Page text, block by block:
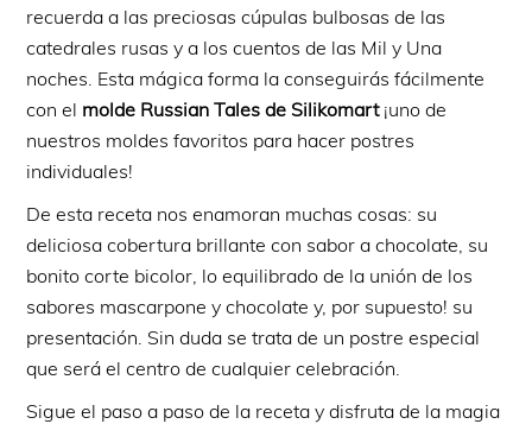
recuerda a las preciosas cúpulas bulbosas de las
catedrales rusas y a los cuentos de las Mil y Una
noches. Esta mágica forma la conseguirás fácilmente
con el molde Russian Tales de Silikomart ¡uno de
nuestros moldes favoritos para hacer postres
individuales!
De esta receta nos enamoran muchas cosas: su
deliciosa cobertura brillante con sabor a chocolate, su
bonito corte bicolor, lo equilibrado de la unión de los
sabores mascarpone y chocolate y, por supuesto! su
presentación. Sin duda se trata de un postre especial
que será el centro de cualquier celebración.
Sigue el paso a paso de la receta y disfruta de la magia